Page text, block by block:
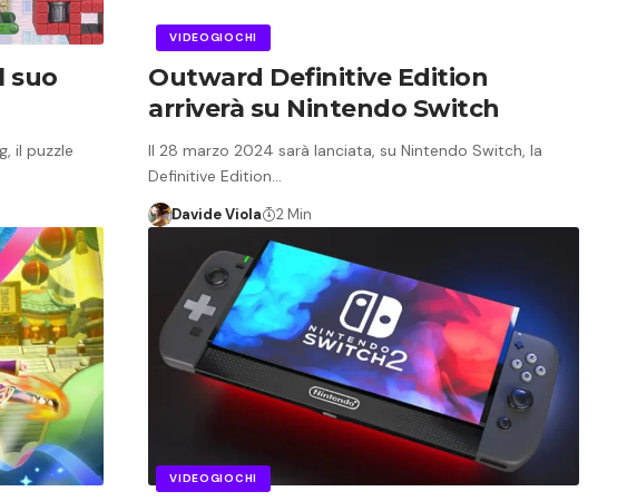
suo
il puzzle
VIDEOGIOCHI
Outward Definitive Edition
arriverà su Nintendo Switch
Il 28 marzo 2024 sarà lanciata, su Nintendo Switch, la
Definitive Edition…
Davide Viola 2 Min
VIDEOGIOCHI